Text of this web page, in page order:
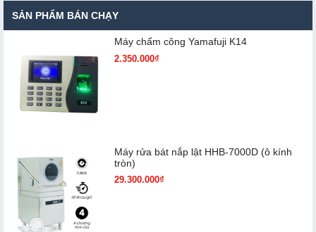
SẢN PHẨM BÁN CHẠY
Máy chấm cô​ng Yamafuji K14
2.350.000₫
Máy rửa bát nắp lật HHB-7000D (ô kính
tròn)
29.300.000₫